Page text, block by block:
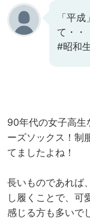
「平
て・・
#昭和
90年代の女子高生
ーズソックス！制
てましたよね！
長いものであれば
し履くことで、可
感じる方も多いで